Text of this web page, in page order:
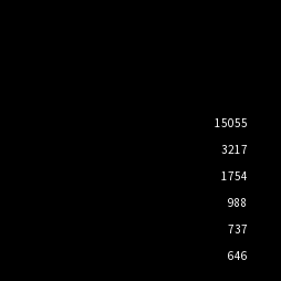
15055
3217
1754
988
737
646